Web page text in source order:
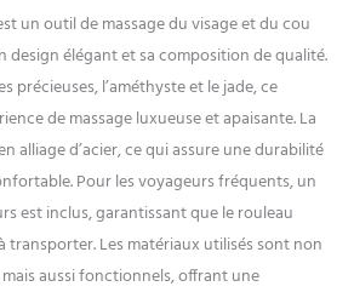
peau jeune : améliorez votre
routine de soins de la peau
en minimisant le
vieillissement prématuré.
Notre rouleau pour le visage
maintient l'élasticité et l'éclat
de votre peau sous contrôle.
En conséquence, la
formation de ridules, de
poches sous les yeux et de
cernes est réduite. Soin du
un outil de massage du visage et du cou
design élégant et sa composition de qualité.
précieuses, l’améthyste et le jade, ce
de massage luxueuse et apaisante. La
alliage d’acier, ce qui assure une durabilité
Pour les voyageurs fréquents, un
est inclus, garantissant que le rouleau
transporter. Les matériaux utilisés sont non
aussi fonctionnels, offrant une